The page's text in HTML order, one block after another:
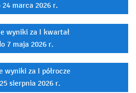
24 marca 2026 r.
wyniki za I kwartał
7 maja 2026 r.
wyniki za I półrocze
sierpnia 2026 r.